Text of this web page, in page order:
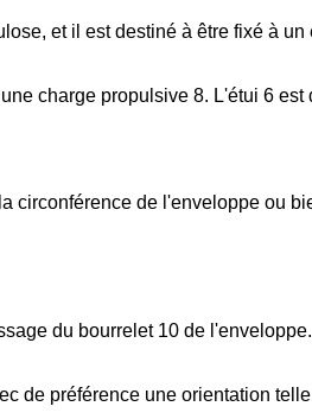
et il est destiné à être fixé à
charge propulsive 8. L'étui 6
circonférence de l'enveloppe ou
du bourrelet 10 de
de préférence une orientation